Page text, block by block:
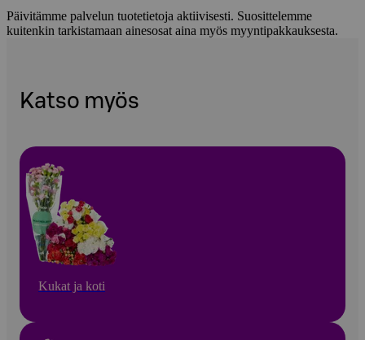
Päivitämme palvelun tuotetietoja aktiivisesti. Suosittelemme
kuitenkin tarkistamaan ainesosat aina myös myyntipakkauksesta.
Katso myös
Kukat ja koti